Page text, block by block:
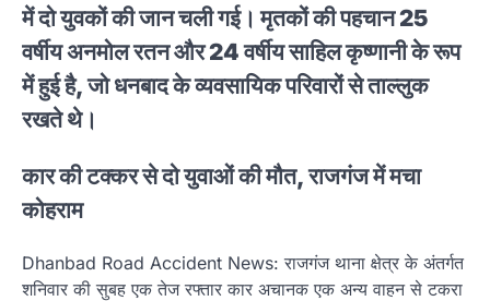
में दो युवकों की जान चली गई। मृतकों की पहचान 25
वर्षीय अनमोल रतन और 24 वर्षीय साहिल कृष्णानी के रूप
में हुई है, जो धनबाद के व्यवसायिक परिवारों से ताल्लुक
रखते थे।
कार की टक्कर से दो युवाओं की मौत, राजगंज में मचा
कोहराम
Dhanbad Road Accident News: राजगंज थाना क्षेत्र के अंतर्गत
शनिवार की सुबह एक तेज रफ्तार कार अचानक एक अन्य वाहन से टकरा